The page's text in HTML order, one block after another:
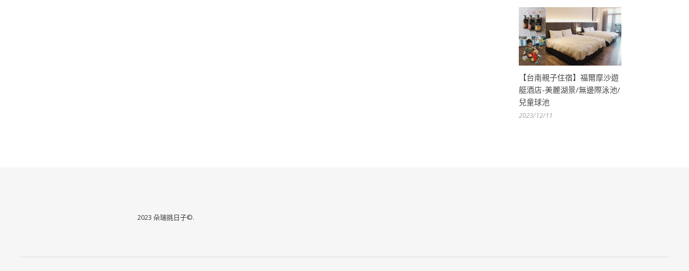
【台南親子住宿】福爾摩沙遊
艇酒店-美麗湖景/無邊際泳池/
兒童球池
2023/12/11
2023 朵瑞挑日子©.